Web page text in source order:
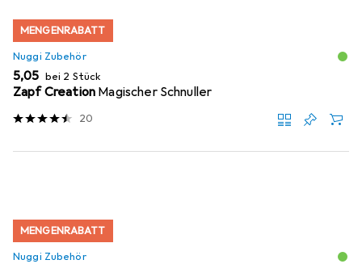
MENGENRABATT
Nuggi Zubehör
EUR
5,05 bei 2 Stück
Zapf Creation Magischer Schnuller
20
MENGENRABATT
Nuggi Zubehör